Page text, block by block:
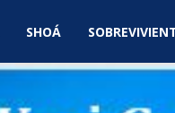
SHOÁ